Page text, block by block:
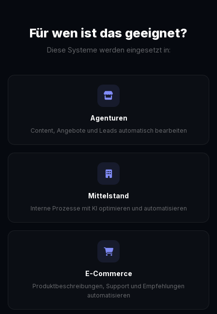
Für wen ist das geeignet?
Diese Systeme werden eingesetzt in:
Agenturen
Content, Angebote und Leads automatisch bearbeiten
Mittelstand
Interne Prozesse mit KI optimieren und automatisieren
E-Commerce
Produktbeschreibungen, Support und Empfehlungen
automatisieren